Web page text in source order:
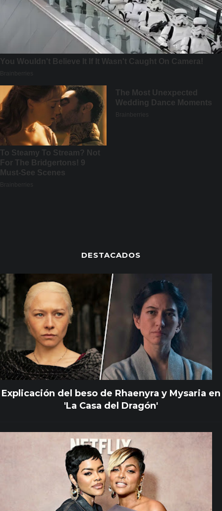
DESTACADOS
Explicación del beso de Rhaenyra y Mysaria en
'La Casa del Dragón'